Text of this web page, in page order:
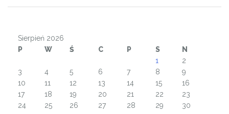
Sierpień 2026
P
W Ś C P S N
1
2
3
4 5 6 7 8
9
10
11 12 13 14 15
16
17
18 19 20 21 22
23
24
25 26 27 28 29
30